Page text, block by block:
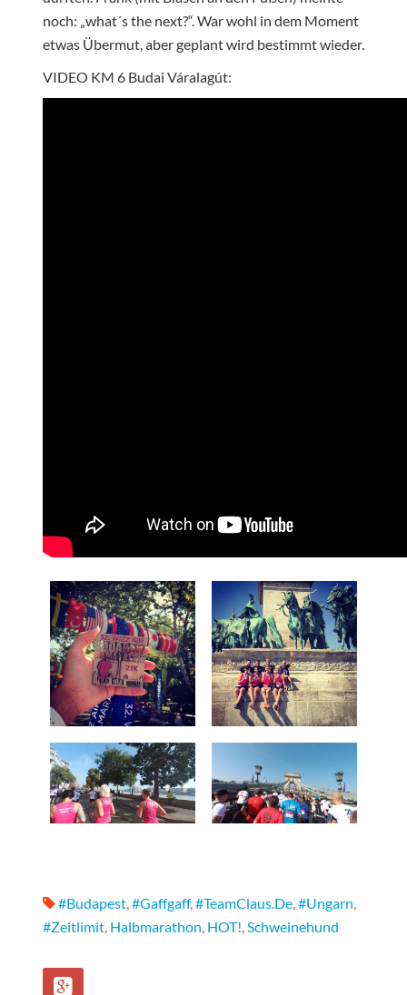
noch: „what´s the next?“. War wohl in dem Moment
etwas Übermut, aber geplant wird bestimmt wieder.
VIDEO KM 6 Budai Váralagút:
#Budapest,#gaffgaff,#TeamClaus.de,#Ungarn,
#Zeitlimit, Halbmarathon, HOT!,Schweinehund